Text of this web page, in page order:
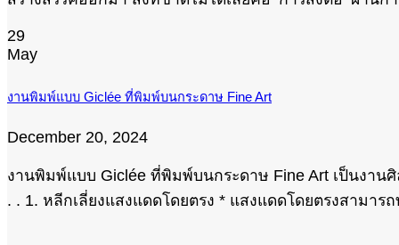
29
May
งานพิมพ์แบบ Giclée ที่พิมพ์บนกระดาษ Fine Art
December 20, 2024
งานพิมพ์แบบ Giclée ที่พิมพ์บนกระดาษ Fine Art เป็นงา
. . 1. หลีกเลี่ยงแสงแดดโดยตรง * แสงแดดโดยตรงสามา